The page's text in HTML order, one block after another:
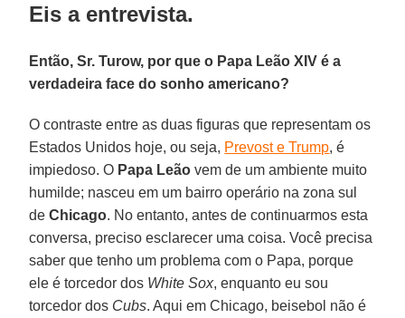
Eis a entrevista.
Então, Sr. Turow, por que o Papa Leão XIV é a
verdadeira face do sonho americano?
O contraste entre as duas figuras que representam os
Estados Unidos hoje, ou seja, Prevost e Trump, é
impiedoso. O Papa Leão vem de um ambiente muito
humilde; nasceu em um bairro operário na zona sul
deChicago. No entanto, antes de continuarmos esta
conversa, preciso esclarecer uma coisa. Você precisa
saber que tenho um problema com o Papa, porque
ele é torcedor dos White Sox, enquanto eu sou
torcedor dos Cubs. Aqui em Chicago, beisebol não é